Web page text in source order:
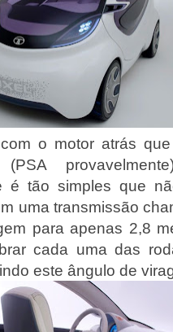
o motor atrás
(PSA
é tão simples que
uma transmissão
para apenas 2,8
cada uma das
este ângulo de